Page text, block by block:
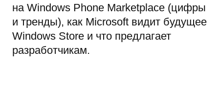
на Windows Phone Marketplace (цифры
и тренды), как Microsoft видит будущее
Windows Store и что предлагает
разработчикам.